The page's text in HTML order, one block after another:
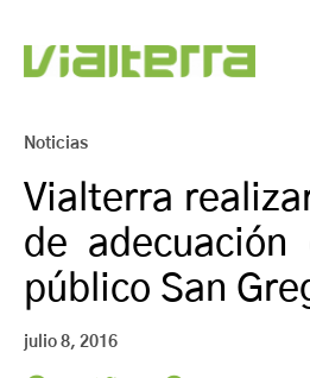
Noticias
Vialterra
de adecuación
público San
julio 8, 2016